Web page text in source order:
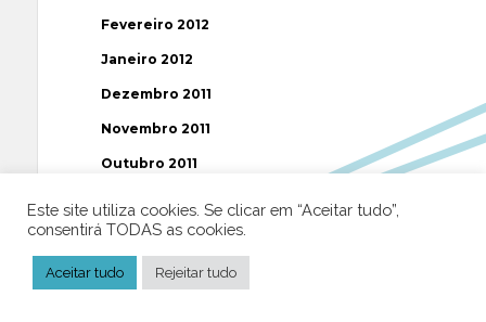
Fevereiro 2012
Janeiro 2012
Dezembro 2011
Novembro 2011
Outubro 2011
Agosto 2011
Julho 2011
Este site utiliza cookies. Se clicar em “Aceitar tudo”,
consentirá TODAS as cookies.
Aceitar tudo Rejeitar tudo